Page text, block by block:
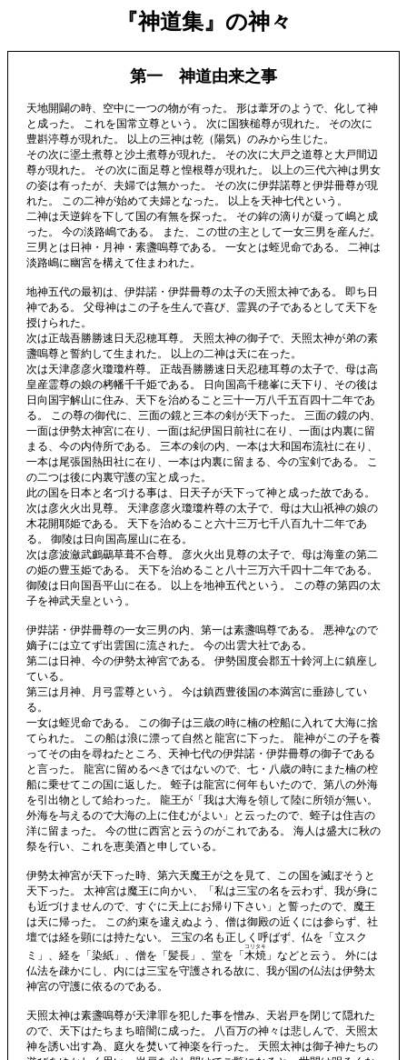
『神道集』の神々
第一 神道由来之事
天地開闢の時、空中に一つの物が有った。 形は葦牙のようで、化して神
と成った。 これを国常立尊という。 次に国狭槌尊が現れた。 その次に
豊斟渟尊が現れた。 以上の三神は乾（陽気）のみから生じた。
その次に埿土煮尊と沙土煮尊が現れた。 その次に大戸之道尊と大戸間辺
尊が現れた。 その次に面足尊と惶根尊が現れた。 以上の三代六神は男女
の姿は有ったが、夫婦では無かった。 その次に伊弉諾尊と伊弉冊尊が現
れた。 この二神が始めて夫婦となった。 以上を天神七代という。
二神は天逆鉾を下して国の有無を探った。 その鉾の滴りが凝って嶋と成
った。 今の淡路嶋である。 また、この世の主として一女三男を産んだ。
三男とは日神・月神・素盞嗚尊である。 一女とは蛭児命である。 二神は
淡路嶋に幽宮を構えて住まわれた。
地神五代の最初は、伊弉諾・伊弉冊尊の太子の天照太神である。 即ち日
神である。 父母神はこの子を生んで喜び、霊異の子であるとして天下を
授けられた。
次は正哉吾勝勝速日天忍穂耳尊。 天照太神の御子で、天照太神が弟の素
盞嗚尊と誓約して生まれた。 以上の二神は天に在った。
次は天津彦彦火瓊瓊杵尊。 正哉吾勝勝速日天忍穂耳尊の太子で、母は高
皇産霊尊の娘の栲幡千千姫である。 日向国高千穂峯に天下り、その後は
日向国宇解山に住み、天下を治めること三十一万八千五百四十二年であ
る。 この尊の御代に、三面の鏡と三本の剣が天下った。 三面の鏡の内、
一面は伊勢太神宮に在り、一面は紀伊国日前社に在り、一面は内裏に留
まる、今の内侍所である。 三本の剣の内、一本は大和国布流社に在り、
一本は尾張国熱田社に在り、一本は内裏に留まる、今の宝剣である。 こ
の二つは後に内裏守護の宝と成った。
此の国を日本と名づける事は、日天子が天下って神と成った故である。
次は彦火火出見尊。 天津彦彦火瓊瓊杵尊の太子で、母は大山祇神の娘の
木花開耶姫である。 天下を治めること六十三万七千八百九十二年であ
る。 御陵は日向国高屋山に在る。
次は彦波瀲武鸕鷀草葺不合尊。 彦火火出見尊の太子で、母は海童の第二
の姫の豊玉姫である。 天下を治めること八十三万六千四十二年である。
御陵は日向国吾平山に在る。 以上を地神五代という。 この尊の第四の太
子を神武天皇という。
伊弉諾・伊弉冊尊の一女三男の内、第一は素盞嗚尊である。 悪神なので
嫡子には立てず出雲国に流された。 今の出雲大社である。
第二は日神、今の伊勢太神宮である。 伊勢国度会郡五十鈴河上に鎮座し
ている。
第三は月神、月弓霊尊という。 今は鎮西豊後国の本満宮に垂跡してい
る。
一女は蛭児命である。 この御子は三歳の時に楠の椌船に入れて大海に捨
てられた。 この船は浪に漂って自然と龍宮に下った。 龍神がこの子を養
ってその由を尋ねたところ、天神七代の伊弉諾・伊弉冊尊の御子である
と言った。 龍宮に留めるべきではないので、七・八歳の時にまた楠の椌
船に乗せてこの国に返した。 蛭子は龍宮に何年もいたので、第八の外海
を引出物として給わった。 龍王が「我は大海を領して陸に所領が無い。
外海を与えるので大海の上に住むがよい」と云ったので、蛭子は住吉の
洋に留まった。 今の世に西宮と云うのがこれである。 海人は盛大に秋の
祭を行い、これを恵美酒と申している。
伊勢太神宮が天下った時、第六天魔王が之を見て、この国を滅ぼそうと
天下った。 太神宮は魔王に向かい、「私は三宝の名を云わず、我が身に
も近づけませんので、すぐに天上にお帰り下さい」と誓ったので、魔王
は天に帰った。 この約束を違えぬよう、僧は御殿の近くには参らず、社
壇では経を顕には持たない。 三宝の名も正しく呼ばず、仏を「立スク
ミ」、経を「染紙」、僧を「髪長」、堂を「 木焼
コリタキ
」などと云う。 外には
仏法を疎かにし、内には三宝を守護される故に、我が国の仏法は伊勢太
神宮の守護に依るのである。
天照太神は素盞嗚尊が天津罪を犯した事を憎み、天岩戸を閉じて隠れた
ので、天下はたちまち暗闇に成った。 八百万の神々は悲しんで、天照太
神を誘い出す為、庭火を焚いて神楽を行った。 天照太神は御子神たちの